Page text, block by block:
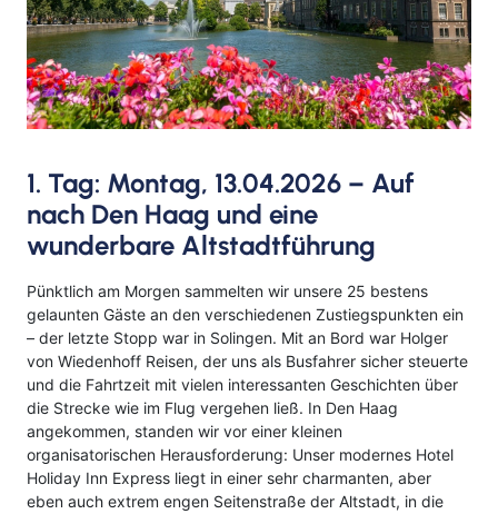
Opernreisen
Premiumreisen
Sehenswürdigkeiten entdecken
Silvesterreisen
Sportreisen
Wellness Kurzurlaub
Top Reise Deals
Spanien
Zypern
Fernreisen
Reiseziele entdecken
Loire Kreuzfahrt
Mein Schiff Kombireisen
Mosel Kreuzfahrten
Rhein-Kreuzfahrten
Flusskreuzfahrten Last Minute
Kreuzfahrten Last Minute
1. Tag: Montag, 13.04.2026 – Auf
nach Den Haag und eine
wunderbare Altstadtführung
Pünktlich am Morgen sammelten wir unsere 25 bestens
gelaunten Gäste an den verschiedenen Zustiegspunkten ein
– der letzte Stopp war in Solingen. Mit an Bord war Holger
von Wiedenhoff Reisen, der uns als Busfahrer sicher steuerte
und die Fahrtzeit mit vielen interessanten Geschichten über
die Strecke wie im Flug vergehen ließ. In Den Haag
angekommen, standen wir vor einer kleinen
organisatorischen Herausforderung: Unser modernes Hotel
Holiday Inn Express liegt in einer sehr charmanten, aber
eben auch extrem engen Seitenstraße der Altstadt, in die